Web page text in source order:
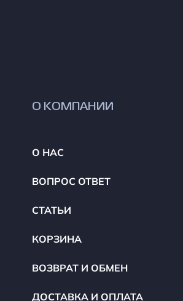
О КОМПАНИИ
О НАС
ВОПРОС ОТВЕТ
СТАТЬИ
КОРЗИНА
ВОЗВРАТ И ОБМЕН
ДОСТАВКА И ОПЛАТА